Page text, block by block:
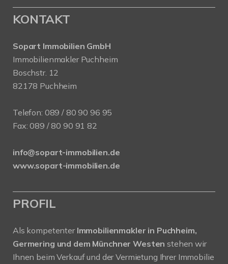
KONTAKT
Sopart Immobilien GmbH
Immobilienmakler Puchheim
Boschstr. 12
82178 Puchheim
Telefon: 089 / 80 90 96 95
Fax: 089 / 80 90 91 82
info@sopart-immobilien.de
www.sopart-immobilien.de
PROFIL
Als kompetenter Immobilienmakler in Puchheim,
Germering und dem Münchner Westen stehen wir
Ihnen beim Verkauf und der Vermietung Ihrer Immobilie